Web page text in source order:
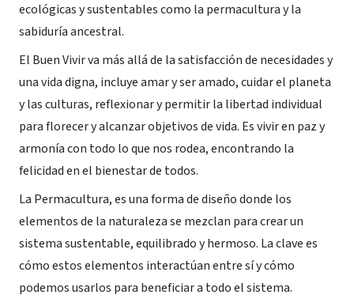
ecológicas y sustentables como la permacultura y la
sabiduría ancestral.
El Buen Vivir va más allá de la satisfacción de necesidades y
una vida digna, incluye amar y ser amado, cuidar el planeta
y las culturas, reflexionar y permitir la libertad individual
para florecer y alcanzar objetivos de vida. Es vivir en paz y
armonía con todo lo que nos rodea, encontrando la
felicidad en el bienestar de todos.
La Permacultura, es una forma de diseño donde los
elementos de la naturaleza se mezclan para crear un
sistema sustentable, equilibrado y hermoso. La clave es
cómo estos elementos interactúan entre sí y cómo
podemos usarlos para beneficiar a todo el sistema.